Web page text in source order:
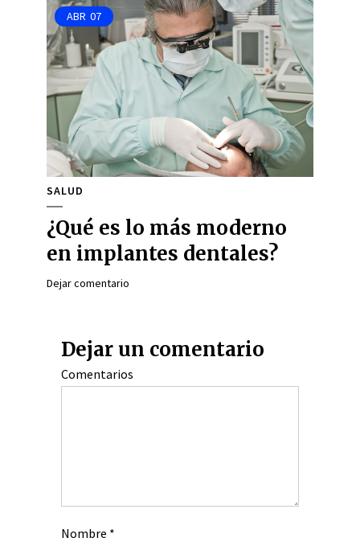
ABR 07
SALUD
¿Qué es lo más moderno
en implantes dentales?
Dejar comentario
Dejar un comentario
Comentarios
Nombre *